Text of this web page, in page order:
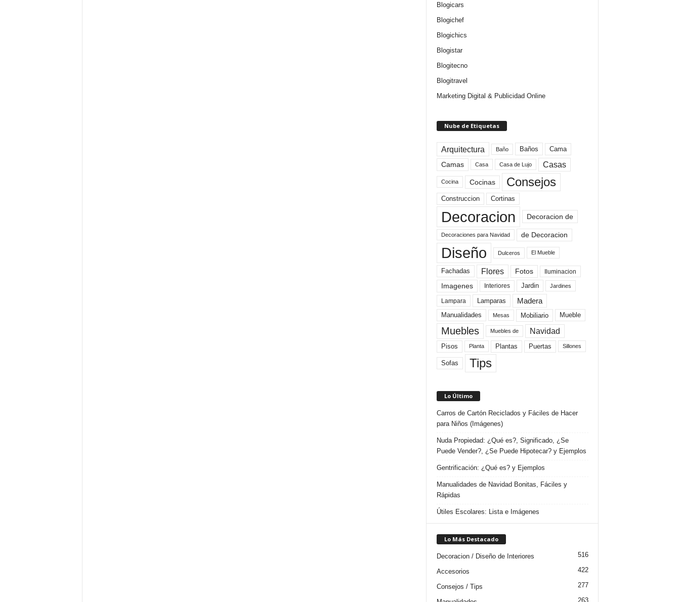
Blogicars
Blogichef
Blogichics
Blogistar
Blogitecno
Blogitravel
Marketing Digital & Publicidad Online
Nube de Etiquetas
Arquitectura Baño Baños Cama
Camas Casa Casa de Lujo Casas
Cocina Cocinas Consejos
Construccion Cortinas
Decoracion Decoracion de
Decoraciones para Navidad de Decoracion
Diseño Dulceros El Mueble
Fachadas Flores Fotos Iluminacion
Imagenes Interiores Jardin Jardines
Lampara Lamparas Madera
Manualidades Mesas Mobiliario Mueble
Muebles Muebles de Navidad
Pisos Planta Plantas Puertas Sillones
Sofas Tips
Lo Último
Carros de Cartón Reciclados y Fáciles de Hacer
para Niños (Imágenes)
Nuda Propiedad: ¿Qué es?, Significado, ¿Se
Puede Vender?, ¿Se Puede Hipotecar? y Ejemplos
Gentrificación: ¿Qué es? y Ejemplos
Manualidades de Navidad Bonitas, Fáciles y
Rápidas
Útiles Escolares: Lista e Imágenes
Lo Más Destacado
Decoracion / Diseño de Interiores 516
Accesorios 422
Consejos / Tips 277
263